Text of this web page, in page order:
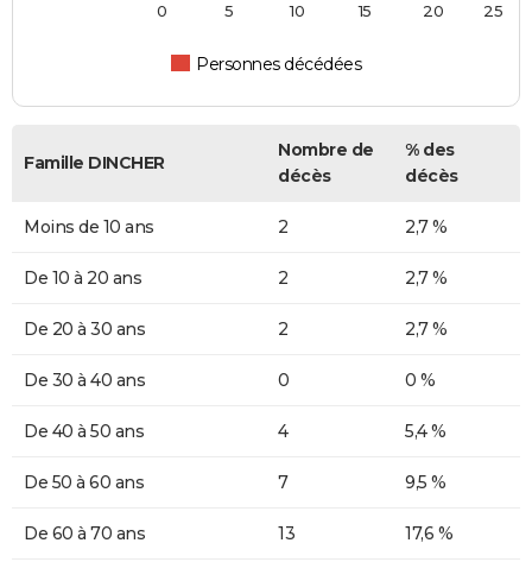
Personnes décédées
0 5 10 15 20 25
Famille DINCHER
Nombre de
décès
% des
décès
Moins de 10 ans 2 2,7 %
De 10 à 20 ans 2 2,7 %
De 20 à 30 ans 2 2,7 %
De 30 à 40 ans 0 0 %
De 40 à 50 ans 4 5,4 %
De 50 à 60 ans 7 9,5 %
De 60 à 70 ans 13 17,6 %